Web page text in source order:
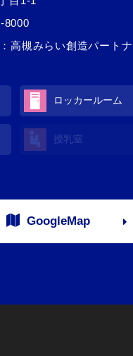
8000
高槻みらい創造パート
ロッカールーム
授乳室
GoogleMap